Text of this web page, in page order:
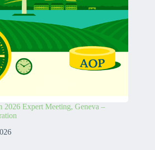
2026 Expert Meeting, Geneva –